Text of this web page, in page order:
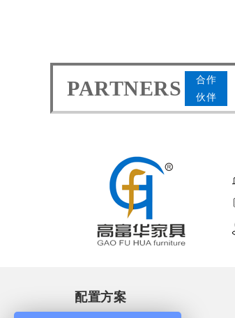
PARTNERS
合作
伙伴
配置方案